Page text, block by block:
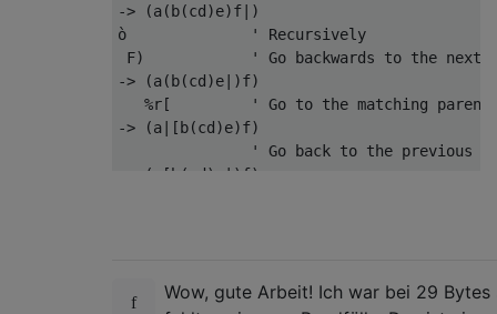
-> (a(b(cd)e)f|)
ò              ' Recursively
F)            ' Go backwards to the next
-> (a(b(cd)e|)f)
%r[         ' Go to the matching paren
-> (a|[b(cd)e)f)
' Go back to the previous
-> (a[b(cd)e|)f)
Wow, gute Arbeit! Ich war bei 29